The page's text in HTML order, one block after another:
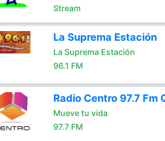
Stream
La Suprema Estación
La Suprema Estación
96.1 FM
Radio Centro 97.7 Fm
Mueve tu vida
97.7 FM